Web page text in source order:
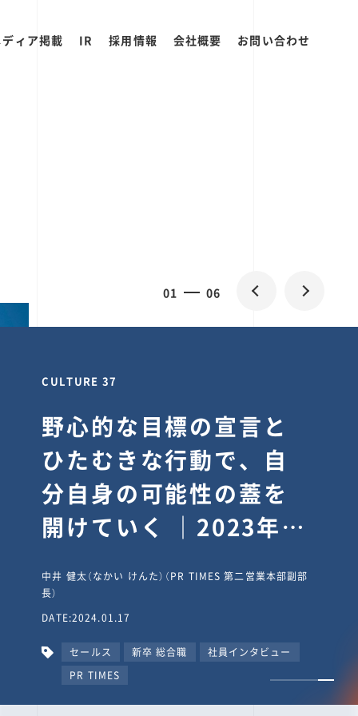
ィア掲載 IR 採用情報 会社概要 お問い合わせ
01 06